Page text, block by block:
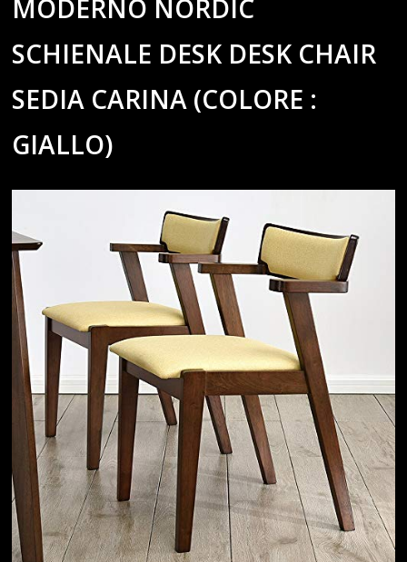
MODERNO NORDIC
SCHIENALE DESK DESK CHAIR
SEDIA CARINA (COLORE :
GIALLO)